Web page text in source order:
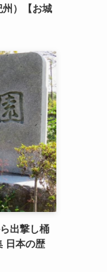
州）【お城
出撃し桶
日本の歴